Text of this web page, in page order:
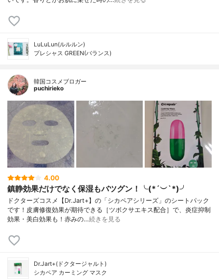
LuLuLun(ルルルン)
プレシャス GREEN(バランス)
韓国コスメブロガー
puchirieko
4.00
鎮静効果だけでなく保湿もバツグン！╰(*´︶`*)╯
ドクターズコスメ【Dr.Jart+】の「シカペアシリーズ」のシートパック
です！皮膚修復効果が期待できる［ツボクサエキス配合］で、炎症抑制
効果・美白効果も！赤みの…続きを見る
Dr.Jart+(ドクタージャルト)
シカペア カーミング マスク